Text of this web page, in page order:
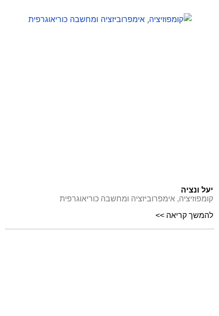
יעל ונציה
קומפוזיציה, אימפרוביזציה ומחשבה כוריאוגרפית
להמשך קריאה >>